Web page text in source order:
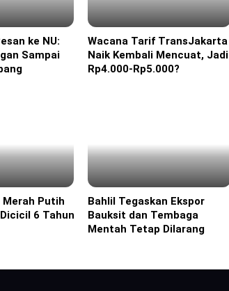
ke NU:
Sampai
Headline
Wacana Tarif TransJakarta
Naik Kembali Mencuat, Jadi
Rp4.000-Rp5.000?
Merah Putih
6 Tahun
Headline
Bahlil Tegaskan Ekspor
Bauksit dan Tembaga
Mentah Tetap Dilarang